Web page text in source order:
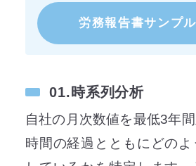
労務報告書サンプ
01.時系列分析
自社の月次数値を最低3年間
時間の経過とともにどの